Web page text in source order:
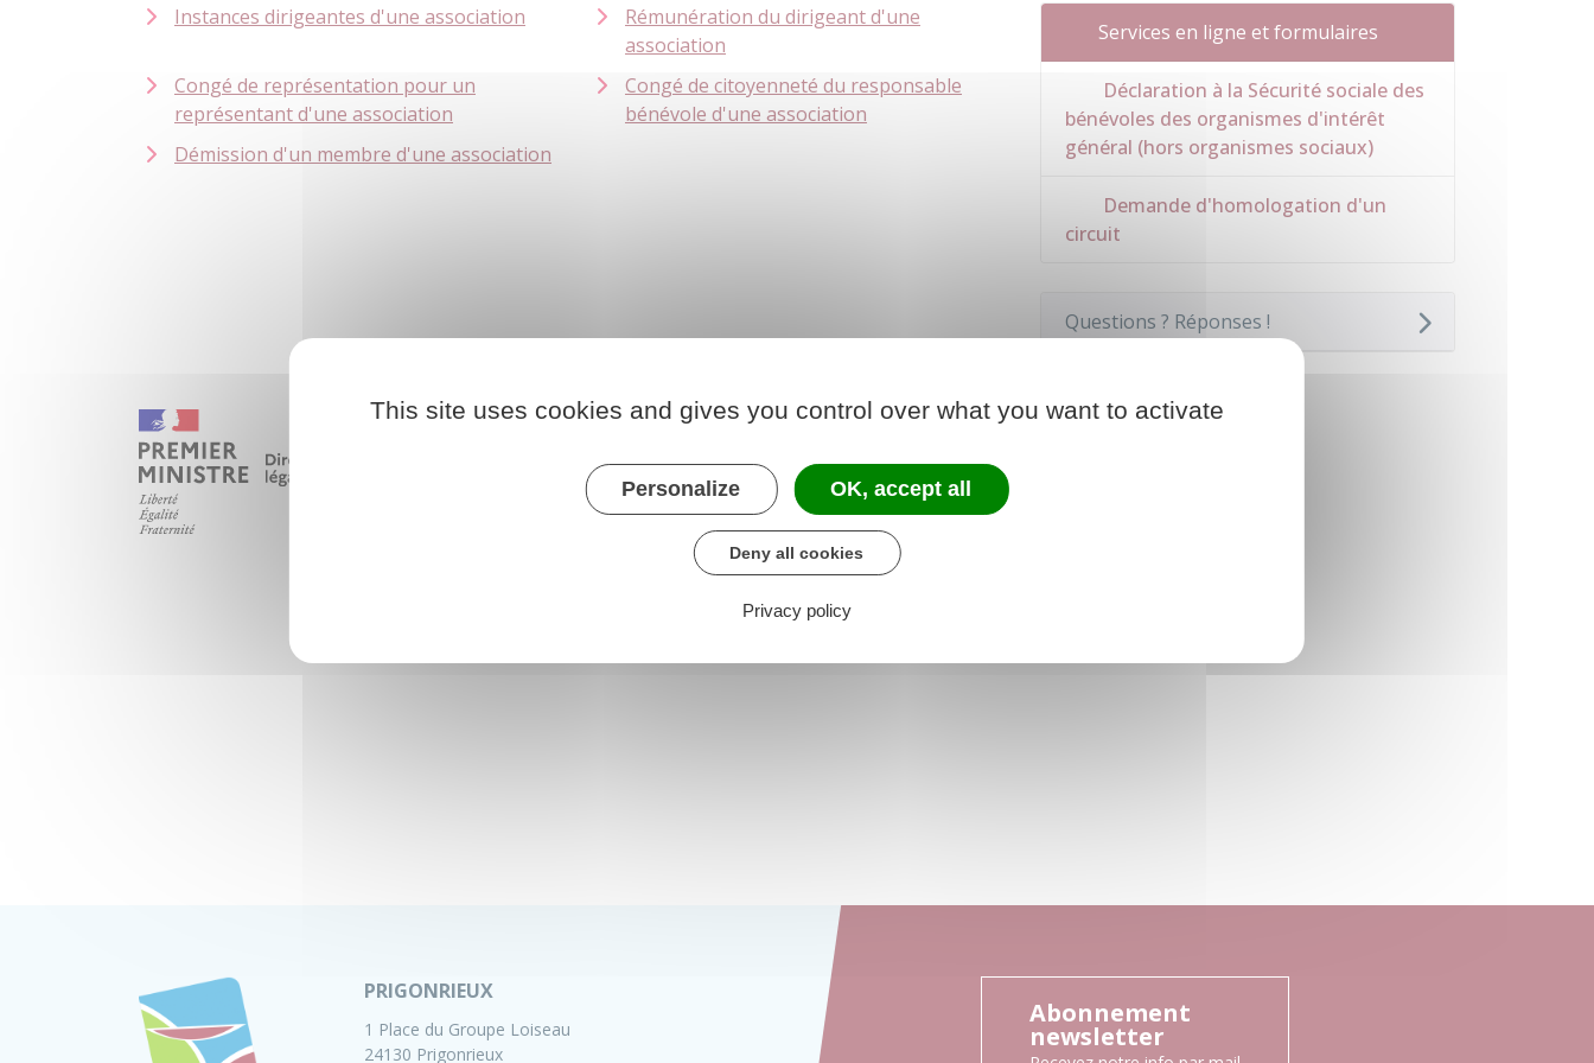
Instances dirigeantes d'une association
Rémunération du dirigeant d'une
association
Congé de représentation pour un
représentant d'une association
Congé de citoyenneté du responsable
bénévole d'une association
Démission d'un membre d'une association
Services en ligne et formulaires
Déclaration à la Sécurité sociale des
bénévoles des organismes d'intérêt
général (hors organismes sociaux)
Demande d'homologation d'un
circuit
Questions ? Réponses !
PRIGONRIEUX
1 Place du Groupe Loiseau
24130 Prigonrieux
Abonnement
newsletter
This site uses cookies and gives you control over what you want to activate
Personalize OK, accept all
Deny all cookies
Privacy policy